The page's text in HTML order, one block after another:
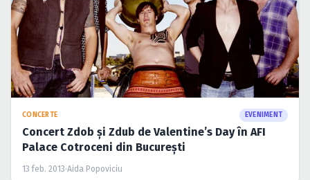
CONCERTE EVENIMENT
Concert Zdob şi Zdub de Valentine’s Day în AFI
Palace Cotroceni din Bucureşti
13 feb. 2013·Aida Popoviciu